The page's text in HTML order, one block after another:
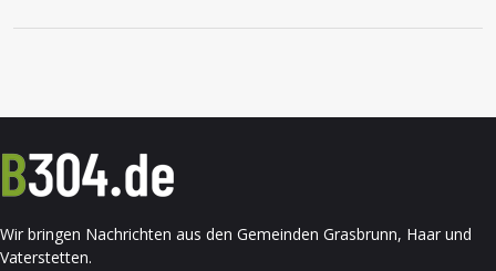
Wir bringen Nachrichten aus den Gemeinden Grasbrunn, Haar und
Vaterstetten.